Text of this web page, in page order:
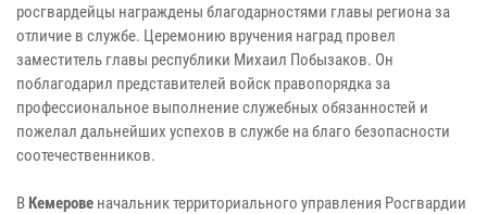
росгвардейцы награждены благодарностями главы региона за
отличие в службе. Церемонию вручения наград провел
заместитель главы республики Михаил Побызаков. Он
поблагодарил представителей войск правопорядка за
профессиональное выполнение служебных обязанностей и
пожелал дальнейших успехов в службе на благо безопасности
соотечественников.
В Кемерове начальник территориального управления Росгвардии